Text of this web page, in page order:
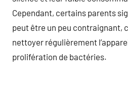
Cependant, certains parents
peut être un peu contraignant,
nettoyer régulièrement
prolifération de bactéries.